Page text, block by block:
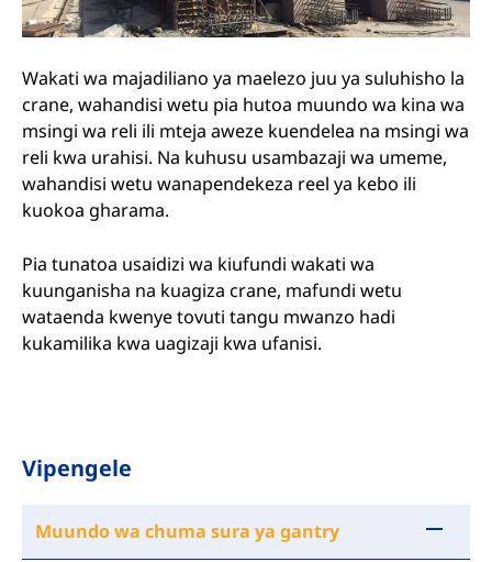
Wakati wa majadiliano ya maelezo juu ya suluhisho la
crane, wahandisi wetu pia hutoa muundo wa kina wa
msingi wa reli ili mteja aweze kuendelea na msingi wa
reli kwa urahisi. Na kuhusu usambazaji wa umeme,
wahandisi wetu wanapendekeza reel ya kebo ili
kuokoa gharama.
Pia tunatoa usaidizi wa kiufundi wakati wa
kuunganisha na kuagiza crane, mafundi wetu
wataenda kwenye tovuti tangu mwanzo hadi
kukamilika kwa uagizaji kwa ufanisi.
Vipengele
Muundo wa chuma sura ya gantry